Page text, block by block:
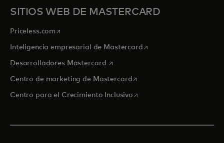
SITIOS WEB DE MASTERCARD
Priceless.com se abre en una pestaña nueva
Inteligencia empresarial de Mastercardse abre en una pestaña
Desarrolladores Mastercard se abre en una pestaña nueva
Centro de marketing de Mastercardse abre en una pestaña
Centro para el Crecimiento Inclusivose abre en una pestaña